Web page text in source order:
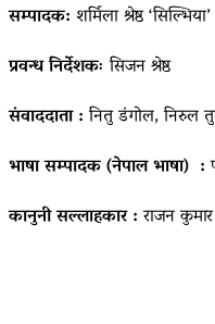
सम्पादक: शर्मिला श्रेष्ठ ‘सिल्भिया’
प्रवन्ध निर्देशकःसिजन श्रेष्ठ
संवाददाता :नितु डंगोल, निरुल
भाषा सम्पादक (नेपाल भाषा) :
कानुनी सल्लाहकार :राजन